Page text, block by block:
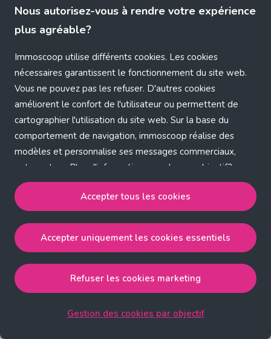
Nous autorisez-vous à rendre votre expérience
plus agréable?
Immoscoop utilise différents cookies. Les cookies
nécessaires garantissent le fonctionnement du site web.
Vous ne pouvez pas les refuser. D'autres cookies
améliorent le confort de l'utilisateur ou permettent de
cartographier l'utilisation du site web. Sur la base du
comportement de navigation, immoscoop réalise des
modèles et personnalise ses messages commerciaux,
entre autres. Plus d'informations sur chaque objectif?
Cliquez sur 'Gestion des cookies par objectif'.
Notre politique de cookies
Accepter tous les cookies
strictement nécessaires, performance, fonctionnalité et
publicité ciblée.
Accepter uniquement les cookies essentielsaccepte
les cookies strictement nécessaires.
Accepter tous les cookies
Accepter uniquement les cookies essentiels
Refuser les cookies marketing
Gestion des cookies par objectif
Application error: a client-side exception has occurred (see the
browser console for more information)